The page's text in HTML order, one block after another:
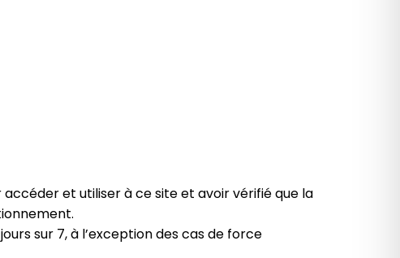
et utiliser à ce site et avoir vérifié que la
sur 7, à l’exception des cas de force